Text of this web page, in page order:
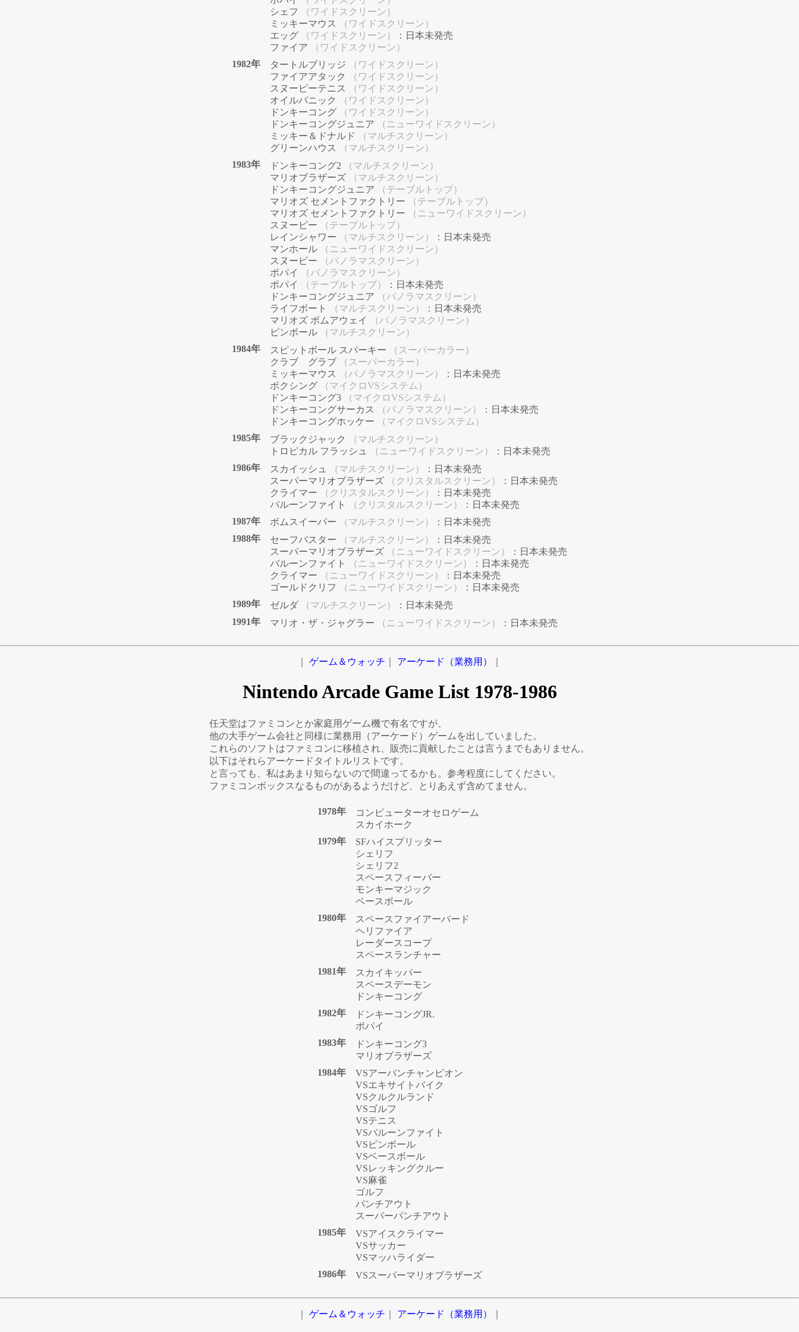
シェフ
（ワイドスクリーン）
ミッキーマウス
（ワイドスクリーン）
エッグ
（ワイドスクリーン）
：日本未発売
ファイア
（ワイドスクリーン）
1982年
タートルブリッジ
（ワイドスクリーン）
ファイアアタック
（ワイドスクリーン）
スヌーピーテニス
（ワイドスクリーン）
オイルパニック
（ワイドスクリーン）
ドンキーコング
（ワイドスクリーン）
ドンキーコングジュニア
（ニューワイドスクリーン）
ミッキー＆ドナルド
（マルチスクリーン）
グリーンハウス
（マルチスクリーン）
1983年
ドンキーコング2
（マルチスクリーン）
マリオブラザーズ
（マルチスクリーン）
ドンキーコングジュニア
（テーブルトップ）
マリオズ セメントファクトリー
（テーブルトップ）
マリオズ セメントファクトリー
（ニューワイドスクリーン）
スヌーピー
（テーブルトップ）
レインシャワー
（マルチスクリーン）
：日本未発売
マンホール
（ニューワイドスクリーン）
スヌーピー
（パノラマスクリーン）
ポパイ
（パノラマスクリーン）
ポパイ
（テーブルトップ）
：日本未発売
ドンキーコングジュニア
（パノラマスクリーン）
ライフボート
（マルチスクリーン）
：日本未発売
マリオズ ボムアウェイ
（パノラマスクリーン）
ピンボール
（マルチスクリーン）
1984年
スピットボール スパーキー
（スーパーカラー）
クラブ グラブ
（スーパーカラー）
ミッキーマウス
（パノラマスクリーン）
：日本未発売
ボクシング
（マイクロVSシステム）
ドンキーコング3
（マイクロVSシステム）
ドンキーコングサーカス
（パノラマスクリーン）
：日本未発売
ドンキーコングホッケー
（マイクロVSシステム）
1985年
ブラックジャック
（マルチスクリーン）
トロピカル フラッシュ
（ニューワイドスクリーン）
：日本未発売
1986年
スカイッシュ （マルチスクリーン）
：日本未発売
スーパーマリオブラザーズ
（クリスタルスクリーン）
：日本未発売
クライマー
（クリスタルスクリーン）
：日本未発売
バルーンファイト
（クリスタルスクリーン）
：日本未発売
1987年
ボムスイーパー （マルチスクリーン）
：日本未発売
1988年
セーフバスター （マルチスクリーン）
：日本未発売
スーパーマリオブラザーズ
（ニューワイドスクリーン）
：日本未発売
バルーンファイト
（ニューワイドスクリーン）
：日本未発売
クライマー
（ニューワイドスクリーン）
：日本未発売
ゴールドクリフ
（ニューワイドスクリーン）
：日本未発売
1989年
ゼルダ （マルチスクリーン）
：日本未発売
1991年
マリオ・ザ・ジャグラー （ニューワイドスクリーン） ：日本未発売
ゲーム＆ウォッチ アーケード（業務用）
Nintendo Arcade Game List 1978-1986
任天堂はファミコンとか家庭用ゲーム機で有名ですが、
他の大手ゲーム会社と同様に業務用（アーケード）ゲームを出していました。
これらのソフトはファミコンに移植され、販売に貢献したことは言うまでもありません。
以下はそれらアーケードタイトルリストです。
と言っても、私はあまり知らないので間違ってるかも。参考程度にしてください。
ファミコンボックスなるものがあるようだけど、とりあえず含めてません。
1978年
コンピューターオセロゲーム
スカイホーク
1979年
SFハイスプリッター
シェリフ
シェリフ2
スペースフィーバー
モンキーマジック
ベースボール
1980年
スペースファイアーバード
ヘリファイア
レーダースコープ
スペースランチャー
1981年
スカイキッパー
スペースデーモン
ドンキーコング
1982年
ドンキーコングJR.
ポパイ
1983年
ドンキーコング3
マリオブラザーズ
1984年
VSアーバンチャンピオン
VSエキサイトバイク
VSクルクルランド
VSゴルフ
VSテニス
VSバルーンファイト
VSピンボール
VSベースボール
VSレッキングクルー
VS麻雀
ゴルフ
パンチアウト
スーパーパンチアウト
1985年
VSアイスクライマー
VSサッカー
VSマッハライダー
1986年
VSスーパーマリオブラザーズ
ゲーム＆ウォッチ アーケード（業務用）